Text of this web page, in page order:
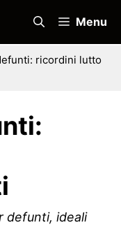
Menu
ricordini lutto
defunti, ideali